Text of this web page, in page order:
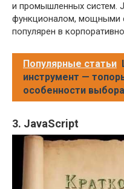
и промышленных систем.
функционалом, мощными
популярен в
Популярные статьи
инструмент —
особенности
3. JavaScript